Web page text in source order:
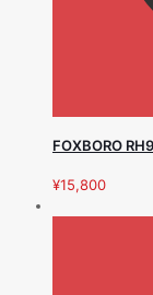
FOXBORO
¥15,800